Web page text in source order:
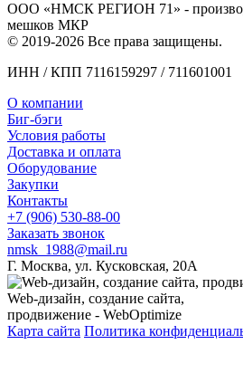
ООО «НМСК РЕГИОН 71» -
мешков МКР
© 2019-2026 Все права защищены.
ИНН / КПП 7116159297 / 711601001
О компании
Биг-бэги
Условия работы
Доставка и оплата
Оборудование
Закупки
Контакты
+7 (906) 530-88-00
Заказать звонок
nmsk_1988@mail.ru
Г. Москва, ул. Кусковская, 20А
Web-дизайн, создание сайта,
продвижение - WebOptimize
Карта сайта Политика